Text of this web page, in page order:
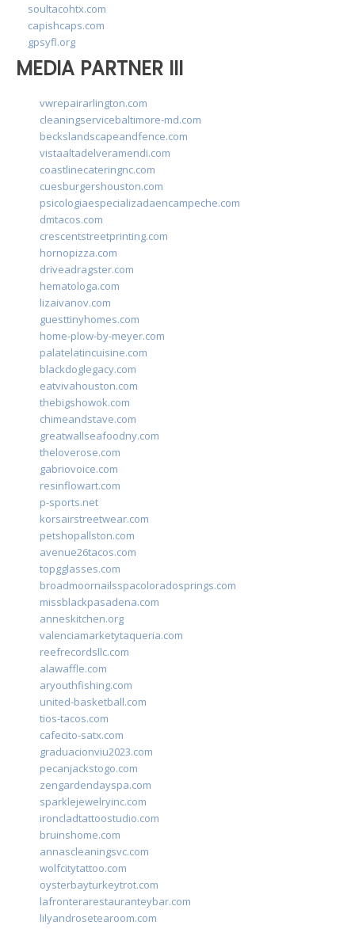
soultacohtx.com
capishcaps.com
gpsyfl.org
MEDIA PARTNER III
vwrepairarlington.com
cleaningservicebaltimore-md.com
beckslandscapeandfence.com
vistaaltadelveramendi.com
coastlinecateringnc.com
cuesburgershouston.com
psicologiaespecializadaencampeche.com
dmtacos.com
crescentstreetprinting.com
hornopizza.com
driveadragster.com
hematologa.com
lizaivanov.com
guesttinyhomes.com
home-plow-by-meyer.com
palatelatincuisine.com
blackdoglegacy.com
eatvivahouston.com
thebigshowok.com
chimeandstave.com
greatwallseafoodny.com
theloverose.com
gabriovoice.com
resinflowart.com
p-sports.net
korsairstreetwear.com
petshopallston.com
avenue26tacos.com
topgglasses.com
broadmoornailsspacoloradosprings.com
missblackpasadena.com
anneskitchen.org
valenciamarketytaqueria.com
reefrecordsllc.com
alawaffle.com
aryouthfishing.com
united-basketball.com
tios-tacos.com
cafecito-satx.com
graduacionviu2023.com
pecanjackstogo.com
zengardendayspa.com
sparklejewelryinc.com
ironcladtattoostudio.com
bruinshome.com
annascleaningsvc.com
wolfcitytattoo.com
oysterbayturkeytrot.com
lafronterarestauranteybar.com
lilyandrosetearoom.com